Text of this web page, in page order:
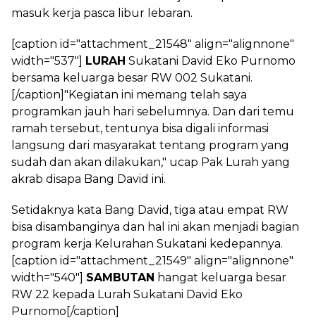
masuk kerja pasca libur lebaran.
[caption id="attachment_21548" align="alignnone"
width="537"] LURAH Sukatani David Eko Purnomo
bersama keluarga besar RW 002 Sukatani.
[/caption]"Kegiatan ini memang telah saya
programkan jauh hari sebelumnya. Dan dari temu
ramah tersebut, tentunya bisa digali informasi
langsung dari masyarakat tentang program yang
sudah dan akan dilakukan," ucap Pak Lurah yang
akrab disapa Bang David ini.
Setidaknya kata Bang David, tiga atau empat RW
bisa disambanginya dan hal ini akan menjadi bagian
program kerja Kelurahan Sukatani kedepannya.
[caption id="attachment_21549" align="alignnone"
width="540"] SAMBUTAN hangat keluarga besar
RW 22 kepada Lurah Sukatani David Eko
Purnomo[/caption]